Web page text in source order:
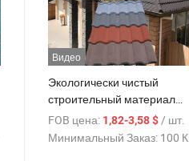
Видео
Экологически чистый
строительный материал
алюминиево-цинковая
стальная листовая
FOB цена: 1,82-3,58 $ / шт.
Минимальный Заказ: 100 Куски